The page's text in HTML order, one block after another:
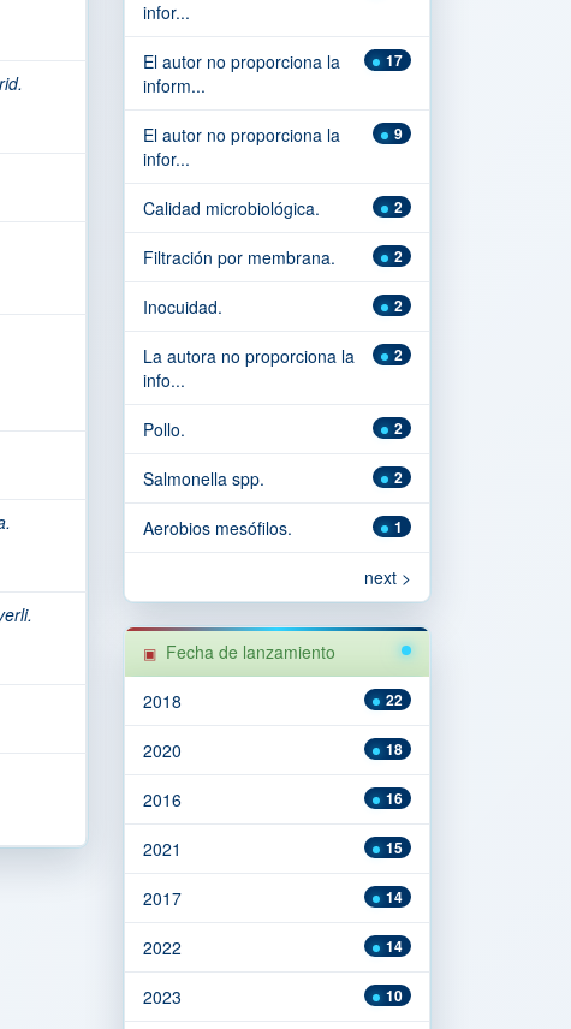
infor...
17
El autor no proporciona la
inform...
9
El autor no proporciona la
infor...
2
Calidad microbiológica.
2
Filtración por membrana.
2
Inocuidad.
2
La autora no proporciona la
info...
2
Pollo.
2
Salmonella spp.
1
Aerobios mesófilos.
next >
Fecha de lanzamiento
22
2018
18
2020
16
2016
15
2021
14
2017
14
2022
10
2023